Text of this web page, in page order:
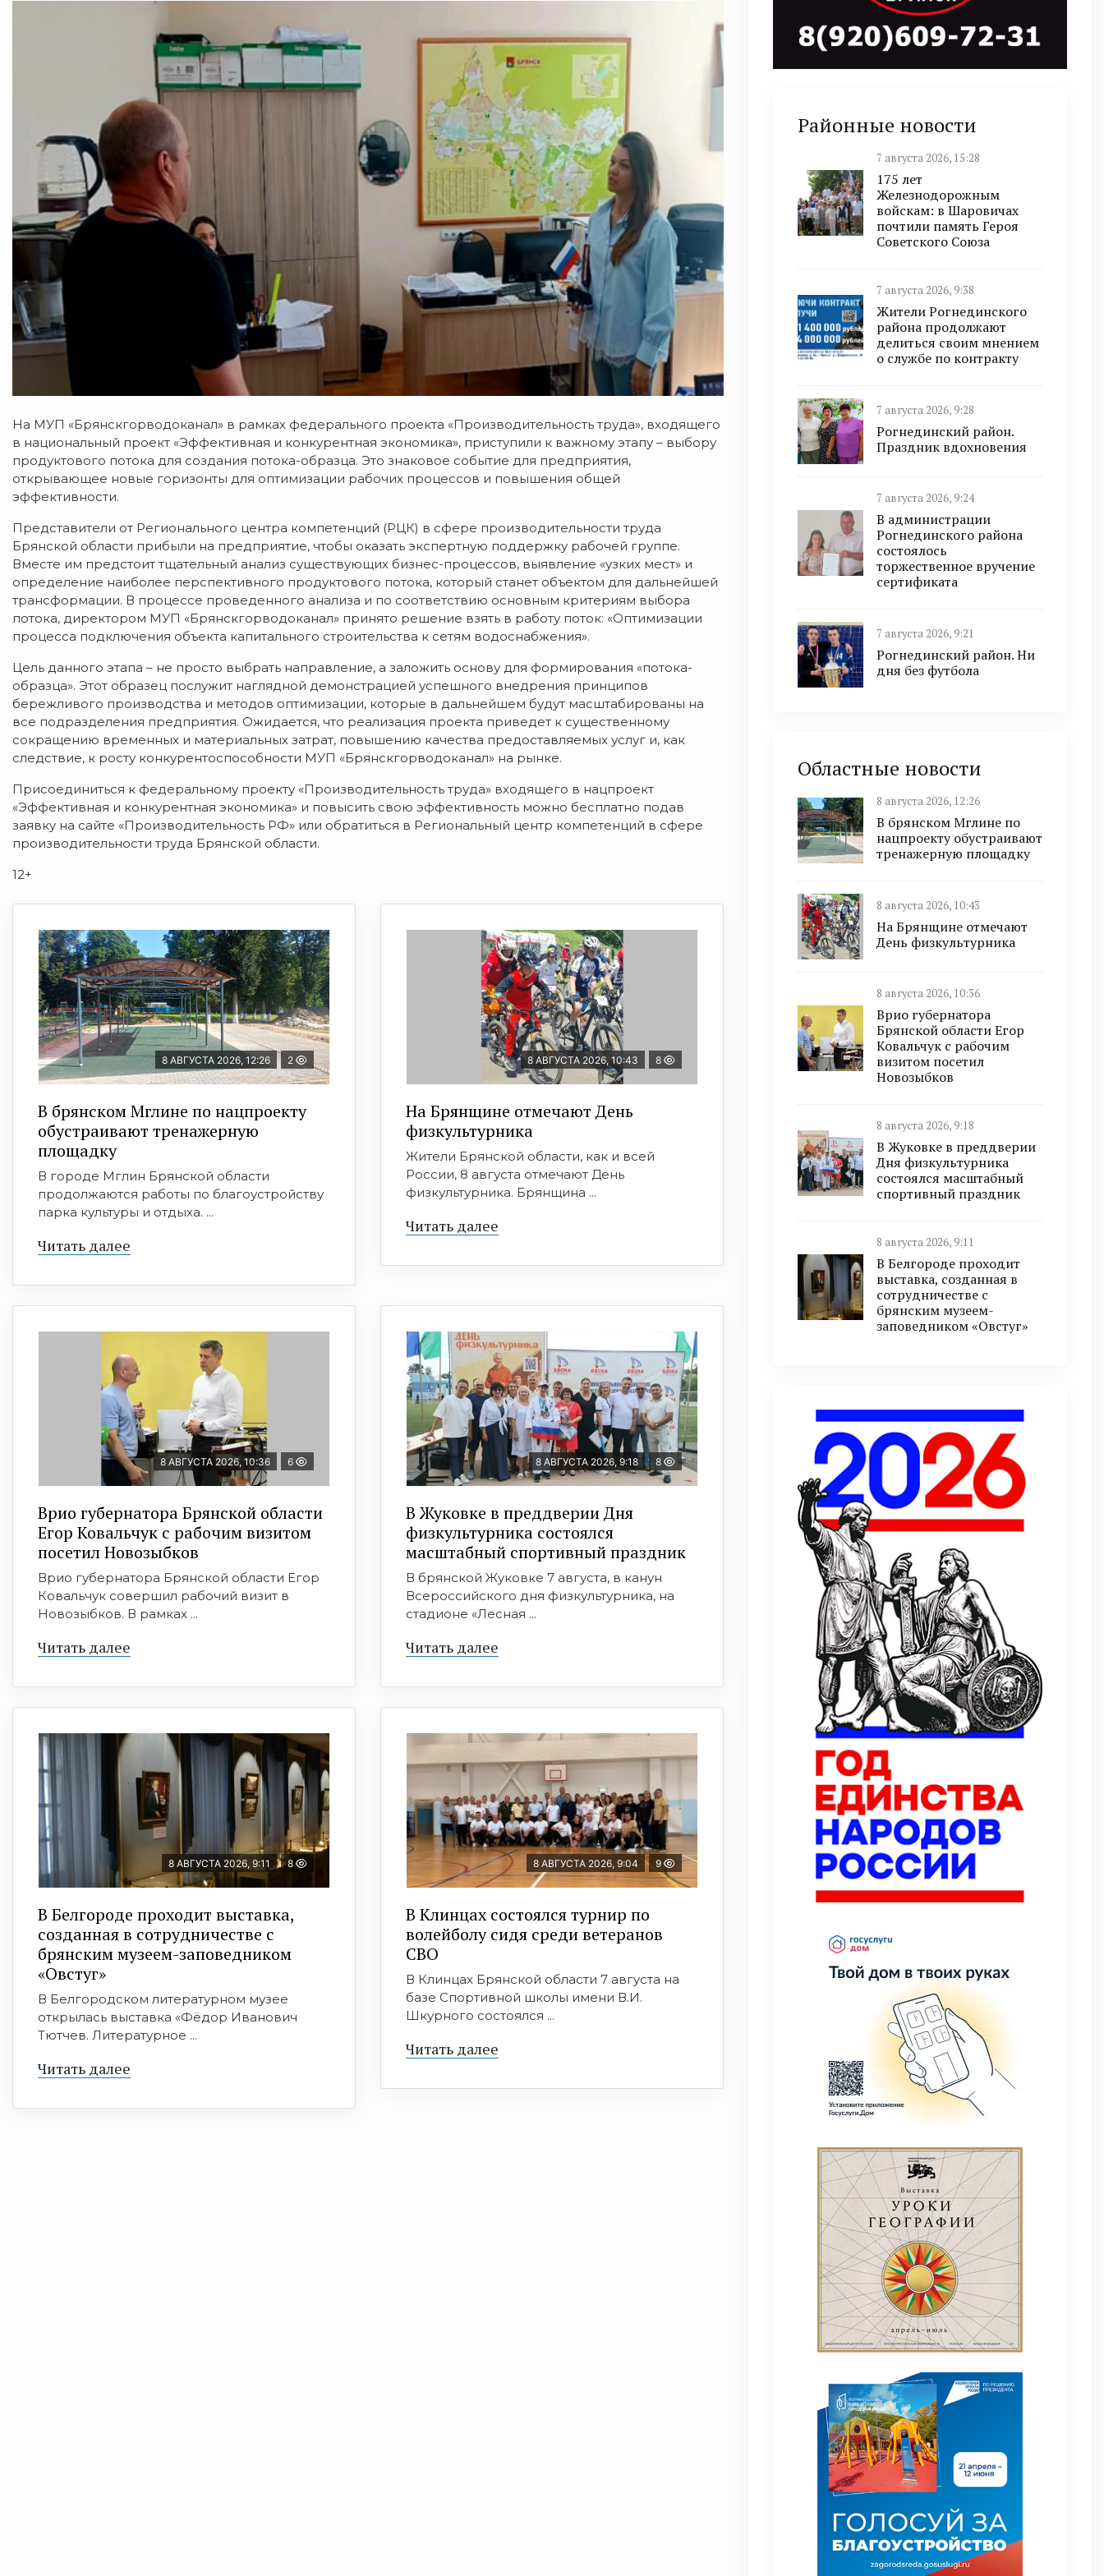
На МУП «Брянскгорводоканал» в рамках федерального проекта «Производительность труда», входящего
в национальный проект «Эффективная и конкурентная экономика», приступили к важному этапу – выбору
продуктового потока для создания потока-образца. Это знаковое событие для предприятия,
открывающее новые горизонты для оптимизации рабочих процессов и повышения общей
эффективности.
Представители от Регионального центра компетенций (РЦК) в сфере производительности труда
Брянской области прибыли на предприятие, чтобы оказать экспертную поддержку рабочей группе.
Вместе им предстоит тщательный анализ существующих бизнес-процессов, выявление «узких мест» и
определение наиболее перспективного продуктового потока, который станет объектом для дальнейшей
трансформации. В процессе проведенного анализа и по соответствию основным критериям выбора
потока, директором МУП «Брянскгорводоканал» принято решение взять в работу поток: «Оптимизации
процесса подключения объекта капитального строительства к сетям водоснабжения».
Цель данного этапа – не просто выбрать направление, а заложить основу для формирования «потока-
образца». Этот образец послужит наглядной демонстрацией успешного внедрения принципов
бережливого производства и методов оптимизации, которые в дальнейшем будут масштабированы на
все подразделения предприятия. Ожидается, что реализация проекта приведет к существенному
сокращению временных и материальных затрат, повышению качества предоставляемых услуг и, как
следствие, к росту конкурентоспособности МУП «Брянскгорводоканал» на рынке.
Присоединиться к федеральному проекту «Производительность труда» входящего в нацпроект
«Эффективная и конкурентная экономика» и повысить свою эффективность можно бесплатно подав
заявку на сайте «Производительность РФ» или обратиться в Региональный центр компетенций в сфере
производительности труда Брянской области.
12+
8 АВГУСТА 2026, 12:26 2
В брянском Мглине по нацпроекту
обустраивают тренажерную
площадку
В городе Мглин Брянской области
продолжаются работы по благоустройству
парка культуры и отдыха. ...
Читать далее
8 АВГУСТА 2026, 10:43 8
На Брянщине отмечают День
физкультурника
Жители Брянской области, как и всей
России, 8 августа отмечают День
физкультурника. Брянщина ...
Читать далее
8 АВГУСТА 2026, 10:36 6
Врио губернатора Брянской области
Егор Ковальчук с рабочим визитом
посетил Новозыбков
Врио губернатора Брянской области Егор
Ковальчук совершил рабочий визит в
Новозыбков. В рамках ...
Читать далее
8 АВГУСТА 2026, 9:18 8
В Жуковке в преддверии Дня
физкультурника состоялся
масштабный спортивный праздник
В брянской Жуковке 7 августа, в канун
Всероссийского дня физкультурника, на
стадионе «Лесная ...
Читать далее
8 АВГУСТА 2026, 9:11 8
В Белгороде проходит выставка,
созданная в сотрудничестве с
брянским музеем-заповедником
«Овстуг»
В Белгородском литературном музее
открылась выставка «Фёдор Иванович
Тютчев. Литературное ...
Читать далее
8 АВГУСТА 2026, 9:04 9
В Клинцах состоялся турнир по
волейболу сидя среди ветеранов
СВО
В Клинцах Брянской области 7 августа на
базе Спортивной школы имени В.И.
Шкурного состоялся ...
Читать далее
Районные новости
7 августа 2026, 15:28
175 лет
Железнодорожным
войскам: в Шаровичах
почтили память Героя
Советского Союза
7 августа 2026, 9:38
Жители Рогнединского
района продолжают
делиться своим мнением
о службе по контракту
7 августа 2026, 9:28
Рогнединский район.
Праздник вдохновения
7 августа 2026, 9:24
В администрации
Рогнединского района
состоялось
торжественное вручение
сертификата
7 августа 2026, 9:21
Рогнединский район. Ни
дня без футбола
Областные новости
8 августа 2026, 12:26
В брянском Мглине по
нацпроекту обустраивают
тренажерную площадку
8 августа 2026, 10:43
На Брянщине отмечают
День физкультурника
8 августа 2026, 10:36
Врио губернатора
Брянской области Егор
Ковальчук с рабочим
визитом посетил
Новозыбков
8 августа 2026, 9:18
В Жуковке в преддверии
Дня физкультурника
состоялся масштабный
спортивный праздник
8 августа 2026, 9:11
В Белгороде проходит
выставка, созданная в
сотрудничестве с
брянским музеем-
заповедником «Овстуг»